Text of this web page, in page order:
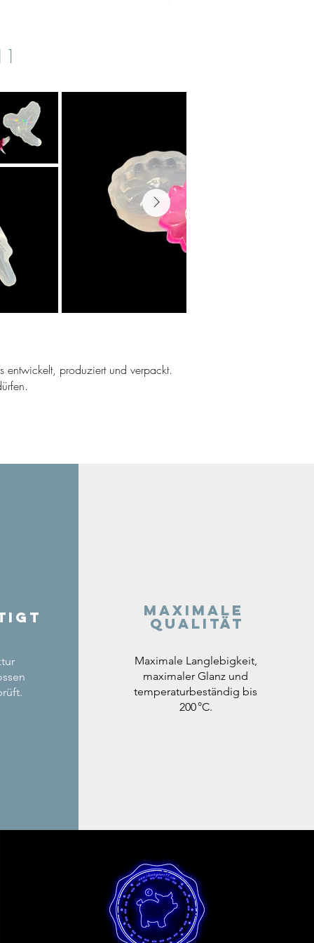
entwickelt, produziert und verpackt.
Maximale
Qualität
Maximale Langlebigkeit,
maximaler Glanz und
temperaturbeständig bis
200 °C.